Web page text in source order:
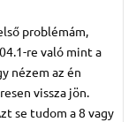
problémám,
re való mint a
nézem az én
vissza jön.
se tudom a 8 vagy